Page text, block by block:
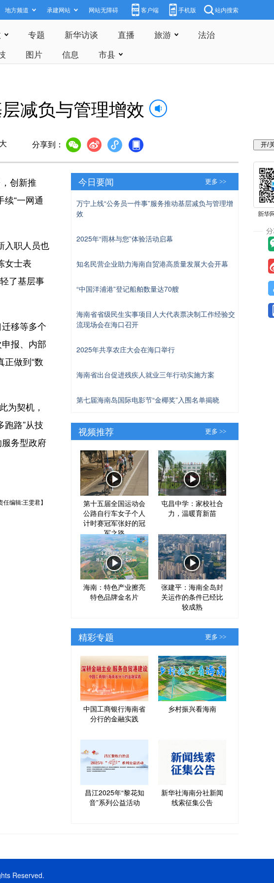
地方频道 承建网站 网站无障碍 客户端 手机版 站内搜索
专题 新华访谈 直播 旅游
法治
图片 信息 市县
减负与管理增效
大 分享到：
创新推
续“一网通
入职人员也
女士表
了基层事
移等多个
报、内部
做到“数
为契机，
路”从技
务型政府
任编辑:王雯君】
今日要闻 更多 >>
万宁上线“公务员一件事”服务推动基层减负与管理增
效
2025年“雨林与您”体验活动启幕
知名民营企业助力海南自贸港高质量发展大会开幕
“中国洋浦港”登记船舶数量达70艘
海南省省级民生实事项目人大代表票决制工作经验交
流现场会在海口召开
2025年共享农庄大会在海口举行
海南省出台促进残疾人就业三年行动实施方案
第七届海南岛国际电影节“金椰奖”入围名单揭晓
视频推荐 更多 >>
第十五届全国运动会
公路自行车女子个人
计时赛冠军张好的冠
军之路
屯昌中学：家校社合
力，温暖育新苗
海南：特色产业擦亮
特色品牌金名片
张建平：海南全岛封
关运作的条件已经比
较成熟
精彩专题 更多 >>
中国工商银行海南省
分行的金融实践
乡村振兴看海南
昌江2025年“黎花知
音”系列公益活动
新华社海南分社新闻
线索征集公告
Reserved.